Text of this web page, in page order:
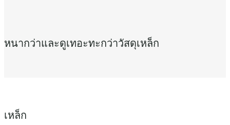
หนากว่าและดูเทอะทะกว่าวัสดุเหล็ก
เหล็ก